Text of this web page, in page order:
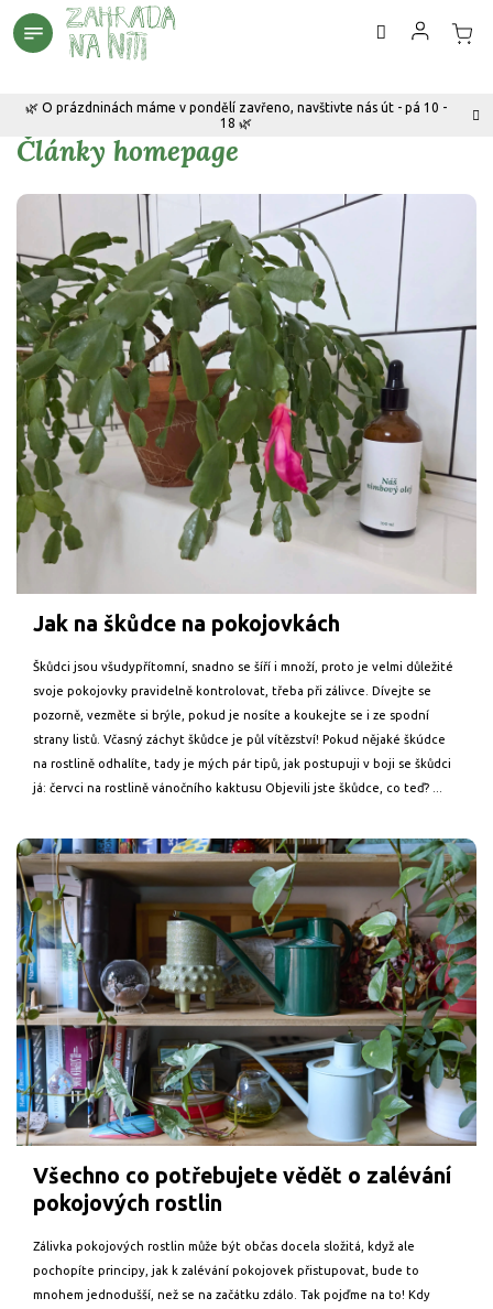
Přejít
na
🌿 O prázdninách máme v pondělí zavřeno, navštivte nás út - pá 10 -
18 🌿
Články homepage
V
p
i
s
č
l
á
n
k
ů
Jak na škůdce na pokojovkách
Škůdci jsou všudypřítomní, snadno se šíří i množí, proto je velmi důležité
svoje pokojovky pravidelně kontrolovat, třeba při zálivce. Dívejte se
pozorně, vezměte si brýle, pokud je nosíte a koukejte se i ze spodní
strany listů. Včasný záchyt škůdce je půl vítězství! Pokud nějaké škúdce
na rostlině odhalíte, tady je mých pár tipů, jak postupuji v boji se škůdci
já: červci na rostlině vánočního kaktusu Objevili jste škůdce, co teď? ...
Všechno co potřebujete vědět o zalévání
pokojových rostlin
Zálivka pokojových rostlin může být občas docela složitá, když ale
pochopíte principy, jak k zalévání pokojovek přistupovat, bude to
mnohem jednodušší, než se na začátku zdálo. Tak pojďme na to! Kdy